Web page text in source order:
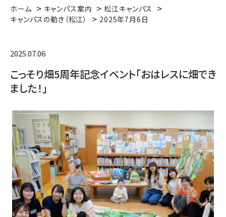
ホーム キャンパス案内
松江キャンパス
キャンパスの動き（松江）
2025年7月6日
2025.07.06
こっそり畑5周年記念イベント「おはレスに畑でき
ました！」